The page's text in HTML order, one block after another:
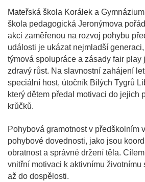
Mateřská škola Korálek a
škola pedagogická Jeronýmova
akci zaměřenou na rozvoj pohybu
události je ukázat nejmladší
týmová spolupráce a zásady fair play
zdravý růst. Na slavnostní zahájení
speciální host, útočník Bílých Tygrů
který dětem předal motivaci do jejich
krůčků.
Pohybová gramotnost v předškolním
pohybové dovednosti, jako jsou
obratnost a správné držení těla.
vnitřní motivaci k aktivnímu životnímu
až do dospělosti.